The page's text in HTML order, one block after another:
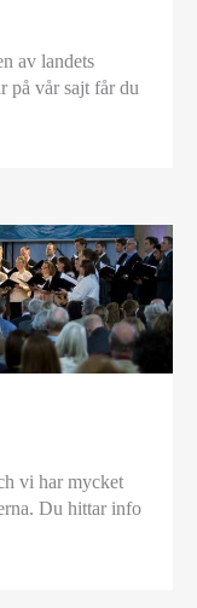
av landets
på vår sajt får du
vi har mycket
Du hittar info